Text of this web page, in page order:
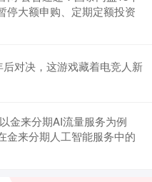
停大额申购、定期定额投资
对决，这游戏藏着电竞人新
金来分期AI流量服务为例
来分期人工智能服务中的